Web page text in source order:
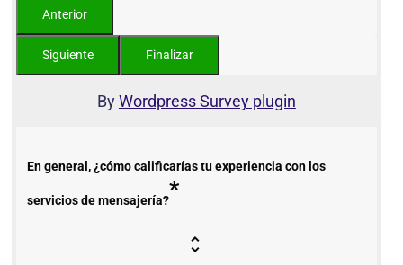
ByWordpress Survey plugin
En general, ¿cómo calificarías tu experiencia con los
servicios de mensajería?*